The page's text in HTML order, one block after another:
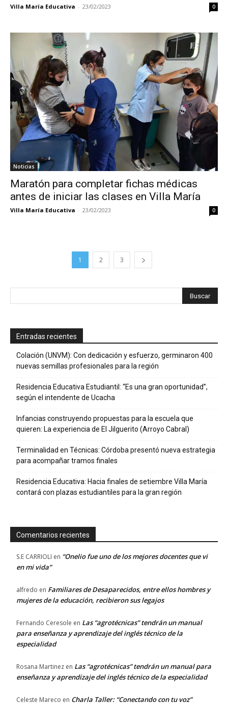
Villa María Educativa - 23/02/2023 0
Noticias
Maratón para completar fichas médicas
antes de iniciar las clases en Villa María
Villa María Educativa - 23/02/2023 0
1 2 3
Entradas recientes
Colación (UNVM): Con dedicación y esfuerzo, germinaron 400
nuevas semillas profesionales para la región
Residencia Educativa Estudiantil: “Es una gran oportunidad”,
según el intendente de Ucacha
Infancias construyendo propuestas para la escuela que
quieren: La experiencia de El Jilguerito (Arroyo Cabral)
Terminalidad en Técnicas: Córdoba presentó nueva estrategia
para acompañar tramos finales
Residencia Educativa: Hacia finales de setiembre Villa María
contará con plazas estudiantiles para la gran región
Comentarios recientes
S.E CARRIOLI en “Onelio fue uno de los mejores docentes que vi
en mi vida”
alfredo en Familiares de Desaparecidos, entre ellos hombres y
mujeres de la educación, recibieron sus legajos
Fernando Ceresole en Las “agrotécnicas” tendrán un manual
para enseñanza y aprendizaje del inglés técnico de la
especialidad
Rosana Martinez en Las “agrotécnicas” tendrán un manual para
enseñanza y aprendizaje del inglés técnico de la especialidad
Celeste Mareco en Charla Taller: “Conectando con tu voz”